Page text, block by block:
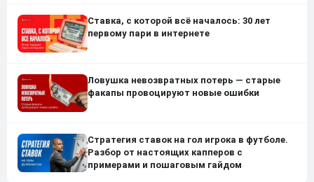
Ставка, с которой всё началось: 30 лет
первому пари в интернете
Ловушка невозвратных потерь — старые
факапы провоцируют новые ошибки
Стратегия ставок на гол игрока в футболе.
Разбор от настоящих капперов с
примерами и пошаговым гайдом